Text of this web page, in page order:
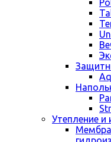
Утепление и